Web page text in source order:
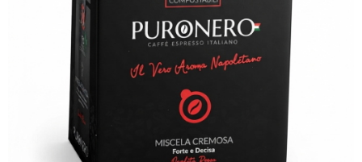
ACCESSORI
IDEA REGALO
RICAMBI
SNACK & BIBITE